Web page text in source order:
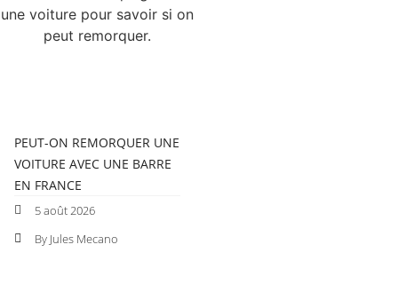
PEUT-ON REMORQUER UNE
VOITURE AVEC UNE BARRE
EN FRANCE
5 août 2026
By Jules Mecano